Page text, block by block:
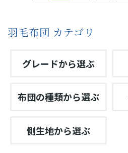
羽毛布団 カテゴリ
グレードから選ぶ
布団の種類から選ぶ
側生地から選ぶ